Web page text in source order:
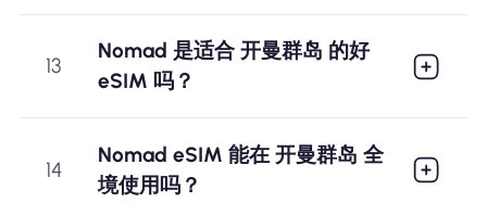
13
Nomad 是适合 开曼群岛 的好
eSIM 吗？
14
Nomad eSIM 能在 开曼群岛 全
境使用吗？